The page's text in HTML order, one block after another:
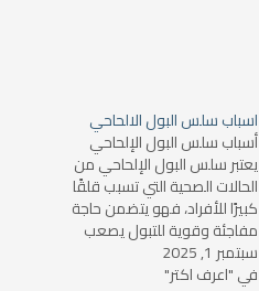
اسباب سلس البول الالحاحي
أسباب سلس البول الإلحاحي
يعتبر سلس البول الإلحاحي من
الحالات الصحية التي تسبب قلقًا
كبيرًا للأفراد، فهو يتضمن حاجة
مفاجئة وقوية للتبول يصعب
مقاومتها، في كثير من الأحيان
يحدث بشكل مفاجئ دون
سبتمبر 1, 2025
في "اعرف اكتر"